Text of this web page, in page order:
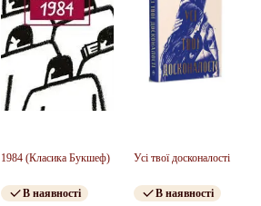
1984 (Класика Букшеф)
В наявності
Усі твої досконалості
В наявності